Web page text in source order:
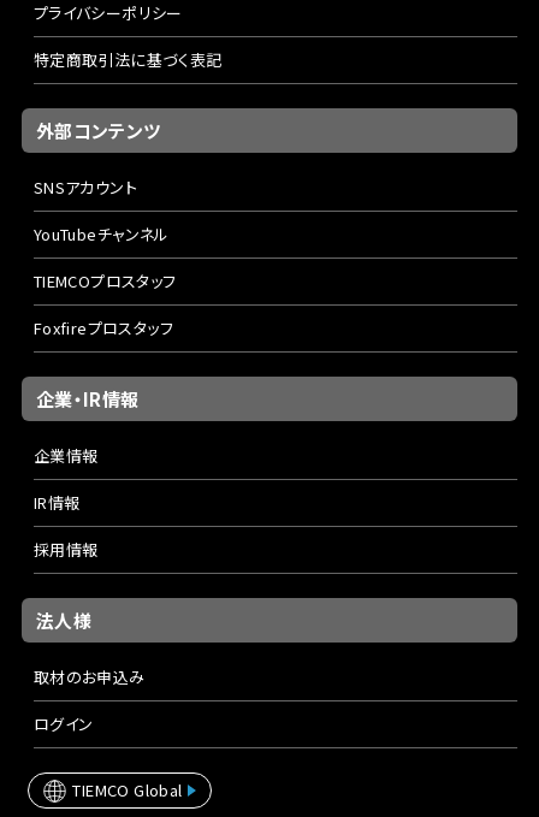
プライバシーポリシー
特定商取引法に基づく表記
外部コンテンツ
SNSアカウント
YouTubeチャンネル
TIEMCOプロスタッフ
Foxfireプロスタッフ
企業・IR情報
企業情報
IR情報
採用情報
法人様
取材のお申込み
ログイン
TIEMCO Global